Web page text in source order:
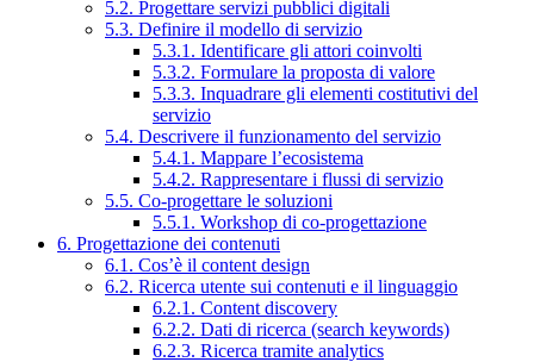
5.2. Progettare servizi pubblici digitali
5.3. Definire il modello di servizio
5.3.1. Identificare gli attori coinvolti
5.3.2. Formulare la proposta di valore
5.3.3. Inquadrare gli elementi costitutivi del
servizio
5.4. Descrivere il funzionamento del servizio
5.4.1. Mappare l’ecosistema
5.4.2. Rappresentare i flussi di servizio
5.5. Co-progettare le soluzioni
5.5.1. Workshop di co-progettazione
6. Progettazione dei contenuti
6.1. Cos’è il content design
6.2. Ricerca utente sui contenuti e il linguaggio
6.2.1. Content discovery
6.2.2. Dati di ricerca (search keywords)
6.2.3. Ricerca tramite analytics